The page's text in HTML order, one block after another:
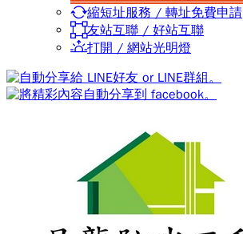
縮短址服務 / 轉址免費申請
友站互聯 / 好站互聯
打開 / 網站光明燈